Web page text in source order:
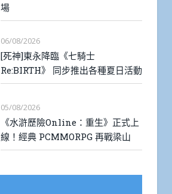
場
06/08/2026
[死神]東永降臨《七騎士
Re:BIRTH》 同步推出各種夏日活動
05/08/2026
《水滸歷險Online：重生》正式上
線！經典 PCMMORPG 再戰梁山